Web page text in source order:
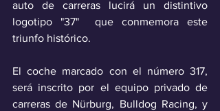
auto de carreras lucirá un distintivo
logotipo "37"  que conmemora este
triunfo histórico.
El coche marcado con el número 317,
será inscrito por el equipo privado de
carreras de Nürburg, Bulldog Racing, y